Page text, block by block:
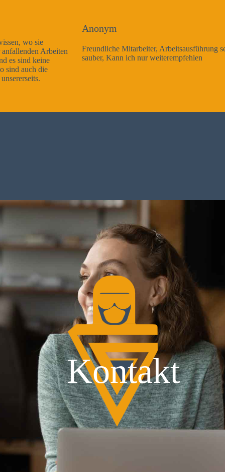
Freundliche Mitarbeiter, Arbeitsausführung sehr gut und sehr
sauber, Kann ich nur weiterempfehlen
Kontakt